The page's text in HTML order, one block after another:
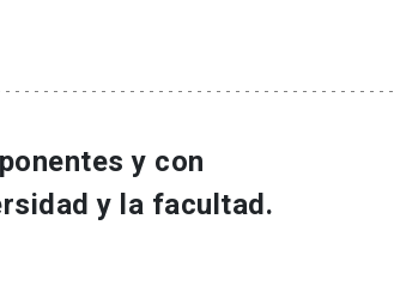
y con
y la facultad.